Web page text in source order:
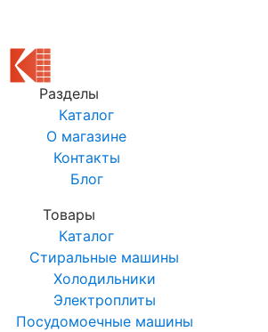
Разделы
Каталог
О магазине
Контакты
Блог
Товары
Каталог
Стиральные машины
Холодильники
Электроплиты
Посудомоечные машины